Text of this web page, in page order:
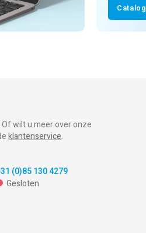
wilt u meer over onze
klantenservice.
(0)85 130 4279
Gesloten